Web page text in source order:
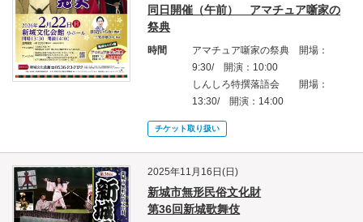
同日開催（午前） アマチュア噺家の
祭典
時間
アマチュア噺家の祭典 開場：
9:30/ 開演：10:00
しんしろ特撰落語会 開場：
13:30/ 開演：14:00
チケット取り扱い
2025年11月16日(日)
新城市無形民俗文化財
第36回新城歌舞伎